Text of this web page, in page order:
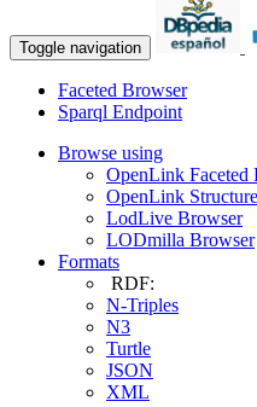
Toggle navigation
Faceted Browser
Sparql Endpoint
Browse using
OpenLink Faceted
OpenLink
LodLive Browser
LODmilla Browser
Formats
RDF:
N-Triples
N3
Turtle
JSON
XML